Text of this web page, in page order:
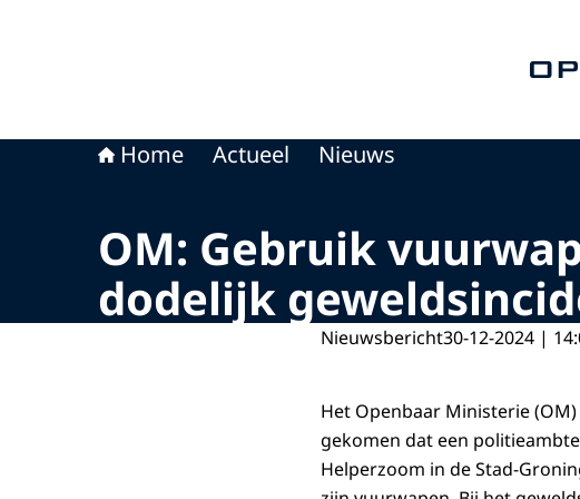
Home Actueel Nieuws
OM: Gebruik
dodelijk
Nieuwsbericht30-12-2024 |
Het Openbaar Ministerie
gekomen dat een
Helperzoom in de Stad-